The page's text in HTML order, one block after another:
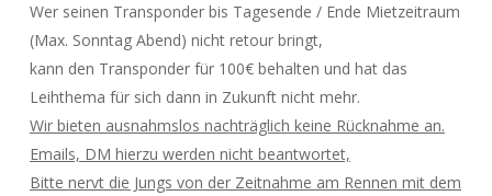
Wer seinen Transponder bis Tagesende / Ende Mietzeitraum
(Max. Sonntag Abend) nicht retour bringt,
kann den Transponder für 100€ behalten und hat das
Leihthema für sich dann in Zukunft nicht mehr.
Wir bieten ausnahmslos nachträglich keine Rücknahme an.
Emails, DM hierzu werden nicht beantwortet,
Bitte nervt die Jungs von der Zeitnahme am Rennen mit dem